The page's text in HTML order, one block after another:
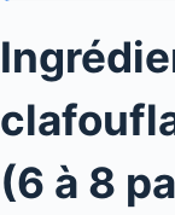
(6 à 8